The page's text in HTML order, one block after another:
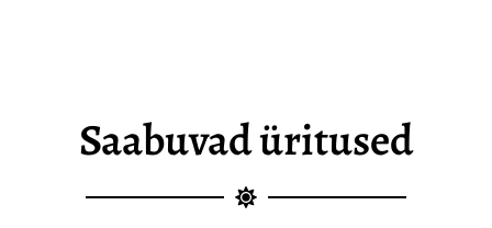
Saabuvad üritused